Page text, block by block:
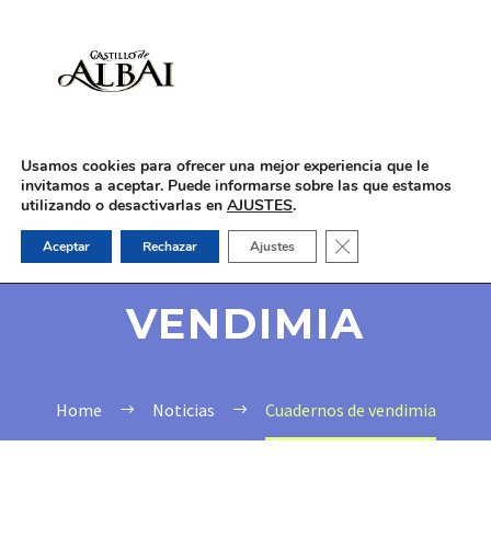
CUADERNOS DE
VENDIMIA
Home Noticias Cuadernos de vendimia
Usamos cookies para ofrecer una mejor experiencia que le
invitamos a aceptar. Puede informarse sobre las que estamos
utilizando o desactivarlas en AJUSTES.
Aceptar Rechazar Ajustes Cerrar el banner de